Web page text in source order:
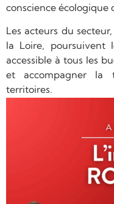
conscience écologique
Les acteurs du
la Loire, poursuivent
accessible à tous les
et accompagner la
territoires.